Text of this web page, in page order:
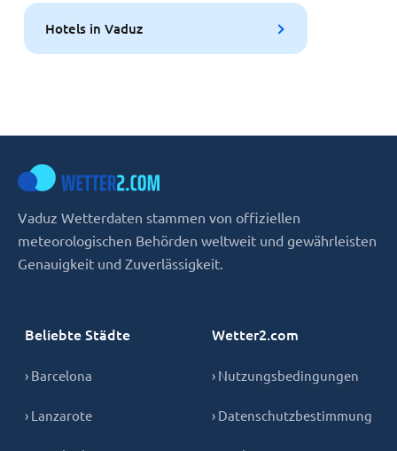
Hotels in Vaduz
Vaduz Wetterdaten stammen von offiziellen
meteorologischen Behörden weltweit und gewährleisten
Genauigkeit und Zuverlässigkeit.
Beliebte Städte
› Barcelona
› Lanzarote
Wetter2.com
› Nutzungsbedingungen
› Datenschutzbestimmung